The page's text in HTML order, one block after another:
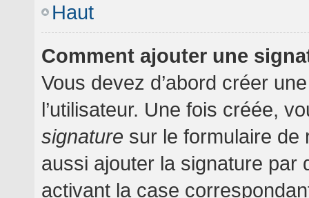
Haut
Comment ajouter une
Vous devez d’abord créer
l’utilisateur. Une fois créée,
signature sur le formulaire de
aussi ajouter la signature par
activant la case